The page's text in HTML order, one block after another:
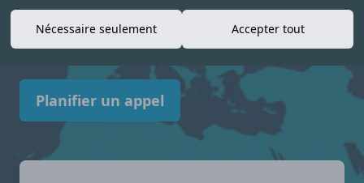
vous y retrouver dans le paysage de la
conformité. Eswatini avec confiance.
Planifier un appel
Nécessaire seulement Accepter tout